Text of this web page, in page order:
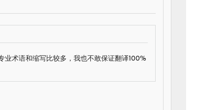
业术语和缩写比较多，我也不敢保证翻译100%